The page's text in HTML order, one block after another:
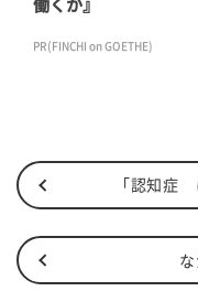
PR(FINCHI on GOETHE)
「認知症